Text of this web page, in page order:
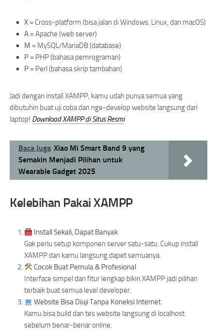
X = Cross-platform (bisa jalan di Windows, Linux, dan macOS)
A = Apache (web server)
M = MySQL/MariaDB (database)
P = PHP (bahasa pemrograman)
P = Perl (bahasa skrip tambahan)
Jadi dengan install XAMPP, kamu udah punya semua yang
dibutuhin buat uji coba dan nge-develop website langsung dari
laptop! Download XAMPP di Situs Resmi
Baca Juga Xiao Mi Smart Band 9 yang
Semakin Menjadi Pilihan untuk
Wearable Gadget 2025
Kelebihan Pakai XAMPP
Install Sekali, Dapat Banyak
Gak perlu setup komponen server satu-satu. Cukup install
XAMPP dan kamu langsung dapet semuanya.
Cocok Buat Pemula & Profesional
Interface simpel dan fitur lengkap bikin XAMPP jadi pilihan
terbaik buat semua level developer.
Website Bisa Diuji Tanpa Koneksi Internet
Kamu bisa build dan tes website langsung di localhost
sebelum benar-benar online.